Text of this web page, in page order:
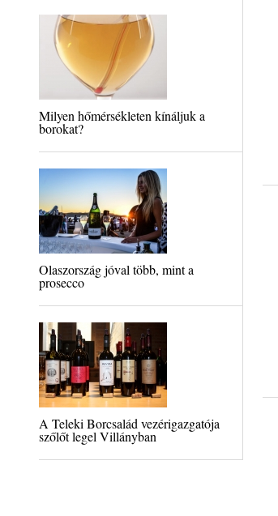
Milyen hőmérsékleten kínáljuk a
borokat?
Olaszország jóval több, mint a
prosecco
A Teleki Borcsalád vezérigazgatója
szőlőt legel Villányban